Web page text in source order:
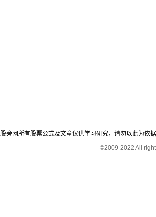
股旁网所有股票公式及文章仅供学习研究，请勿以此为依
©2009-2022 All